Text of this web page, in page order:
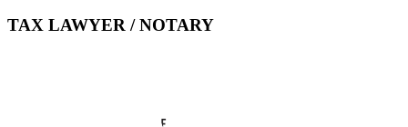
TAX LAWYER / NOTARY